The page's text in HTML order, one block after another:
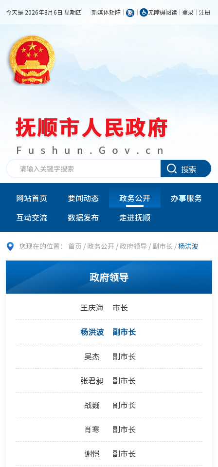
今天是 2026年8月6日 星期四 新媒体矩阵 无障碍阅读 登录 注册
搜索
网站首页 要闻动态 政务公开
办事服务
互动交流
数据发布 走进抚顺
您现在的位置： 首页 /政务公开 /政府领导 / 副市长 /杨洪波
政府领导
王庆海 市长
杨洪波 副市长
吴杰 副市长
张君昶 副市长
战巍 副市长
肖寒 副市长
谢恺 副市长